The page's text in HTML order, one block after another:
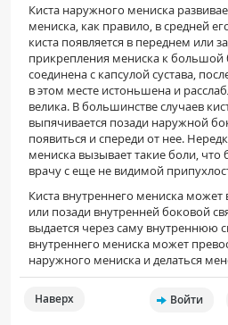
Киста наружного мениска
мениска, как правило, в средней
киста появляется в переднем или
прикрепления мениска к большой
соединена с капсулой сустава,
в этом месте истоньшена и
велика. В большинстве случаев
выпячивается позади наружной
появиться и спереди от нее.
мениска вызывает такие боли,
врачу с еще не видимой
Киста внутреннего мениска
или позади внутренней боковой
выдается через саму внутреннюю
внутреннего мениска может
наружного мениска и делаться
Наверх Войти